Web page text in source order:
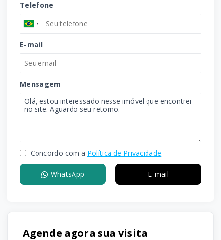
Telefone
E-mail
Mensagem
Concordo com a Política de Privacidade
WhatsApp E-mail
Agende agora sua visita